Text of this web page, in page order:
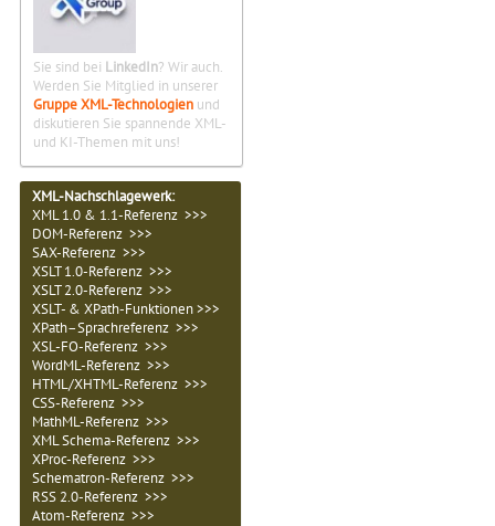
Sie sind bei LinkedIn? Wir auch.
Werden Sie Mitglied in unserer
Gruppe XML-Technologien und
diskutieren Sie spannende XML-
und KI-Themen mit uns!
XML-Nachschlagewerk:
XML 1.0 & 1.1-Referenz >>>
DOM-Referenz >>>
SAX-Referenz >>>
XSLT 1.0-Referenz >>>
XSLT 2.0-Referenz >>>
XSLT- & XPath-Funktionen >>>
XPath–Sprachreferenz >>>
XSL-FO-Referenz >>>
WordML-Referenz >>>
HTML/XHTML-Referenz >>>
CSS-Referenz >>>
MathML-Referenz >>>
XML Schema-Referenz >>>
XProc-Referenz >>>
Schematron-Referenz >>>
RSS 2.0-Referenz >>>
Atom-Referenz >>>